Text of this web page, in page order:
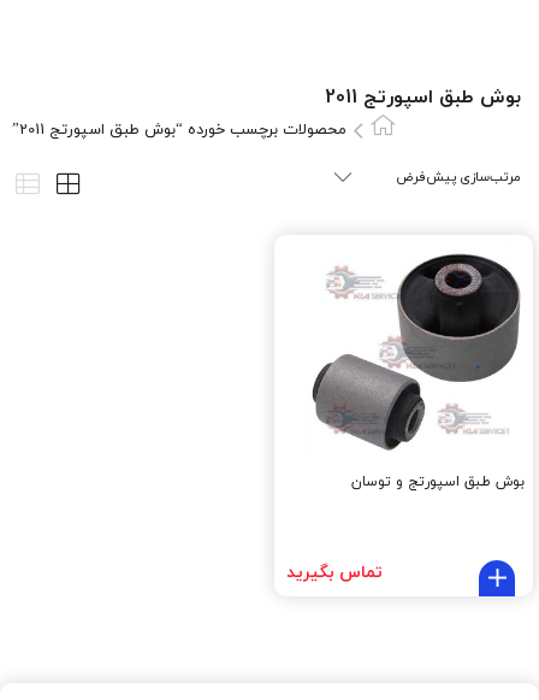
بوش طبق اسپورتج 2011
محصولات برچسب خورده “بوش طبق اسپورتج 2011”
بوش طبق اسپورتج و توسان
تماس بگیرید